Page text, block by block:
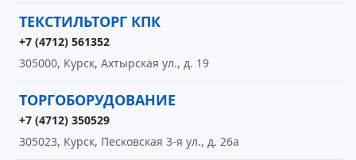
ТЕКСТИЛЬТОРГ КПК
+7 (4712) 561352
305000, Курск, Ахтырская ул., д. 19
ТОРГОБОРУДОВАНИЕ
+7 (4712) 350529
305023, Курск, Песковская 3-я ул., д. 26а